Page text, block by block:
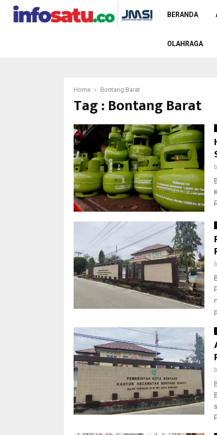
BERANDA
OLAHRAGA
Home Bontang Barat
Tag : Bontang Barat